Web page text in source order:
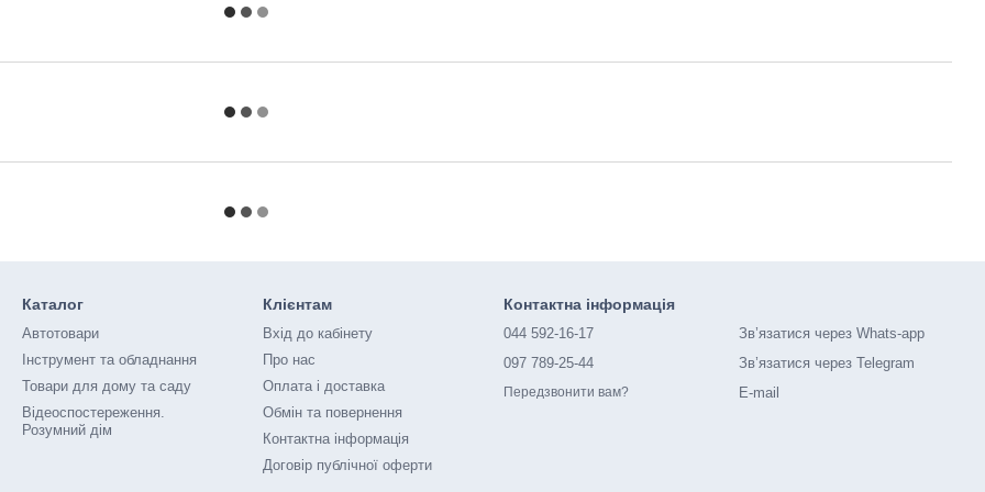
Каталог
Автотовари
Інструмент та обладнання
Товари для дому та саду
Відеоспостереження.
Розумний дім
Клієнтам
Вхід до кабінету
Про нас
Оплата і доставка
Обмін та повернення
Контактна інформація
Договір публічної оферти
Контактна інформація
044 592-16-17
097 789-25-44
Передзвонити вам?
Зв’язатися через Whats-app
Зв’язатися через Telegram
E-mail